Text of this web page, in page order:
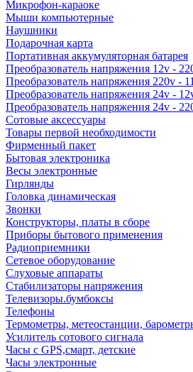
Микрофон-караоке
Мыши компьютерные
Наушники
Подарочная карта
Портативная аккумуляторная батарея
Преобразователь напряжения 12v -
Преобразователь напряжения 220v -
Преобразователь напряжения 24v -
Преобразователь напряжения 24v -
Сотовые аксессуары
Товары первой необходимости
Фирменный пакет
Бытовая электроника
Весы электронные
Гирлянды
Головка динамическая
Звонки
Конструкторы, платы в сборе
Приборы бытового применения
Радиоприемники
Сетевое оборудование
Слуховые аппараты
Стабилизаторы напряжения
Телевизоры.бумбоксы
Телефоны
Термометры, метеостанции,
Усилитель сотового сигнала
Часы с GPS,смарт, детские
Часы электронные